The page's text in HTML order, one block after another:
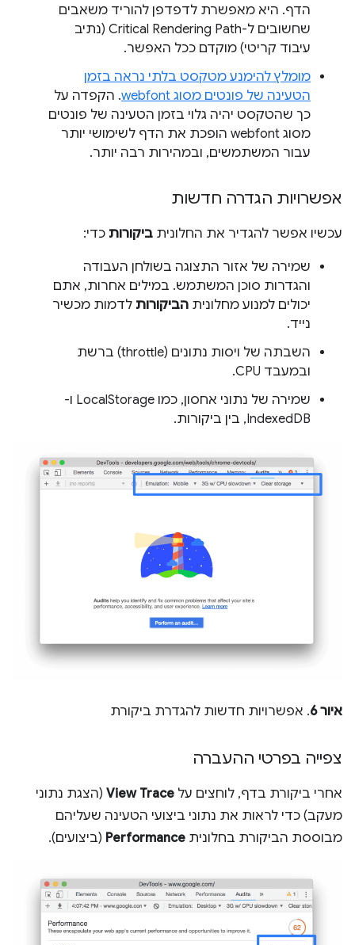
הדף. היא מאפשרת לדפדפן להוריד משאבים
שחשובים ל-Critical Rendering Path (נתיב
עיבוד קריטי) מוקדם ככל האפשר.
מומלץ להימנע מטקסט בלתי נראה בזמן
הטעינה של פונטים מסוג webfont
. הקפדה על
כך שהטקסט יהיה גלוי בזמן הטעינה של פונטים
מסוג webfont הופכת את הדף לשימושי יותר
עבור המשתמשים, ובמהירות רבה יותר.
אפשרויות הגדרה חדשות
עכשיו אפשר להגדיר את החלונית ביקורות כדי:
שמירה של אזור התצוגה בשולחן העבודה
והגדרות סוכן המשתמש. במילים אחרות, אתם
יכולים למנוע מחלונית הביקורות לדמות מכשיר
נייד.
השבתה של ויסות נתונים (throttle) ברשת
ובמעבד CPU.
שמירה של נתוני אחסון, כמו LocalStorage ו-
IndexedDB, בין ביקורות.
איור 6 . אפשרויות חדשות להגדרת ביקורת
צפייה בפרטי ההעברה
אחרי ביקורת בדף, לוחצים על View Trace (הצגת נתוני
מעקב) כדי לראות את נתוני ביצועי הטעינה שעליהם
מבוססת הביקורת בחלונית Performance (ביצועים).